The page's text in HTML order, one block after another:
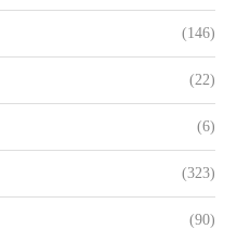
(146)
(22)
(6)
(323)
(90)